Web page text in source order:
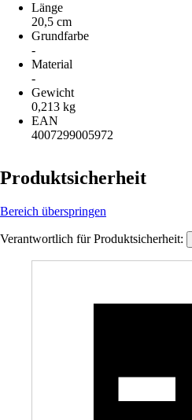
Länge
20,5 cm
Grundfarbe
-
Material
-
Gewicht
0,213 kg
EAN
4007299005972
Produktsicherheit
Bereich überspringen
Verantwortlich für Produktsicherheit: